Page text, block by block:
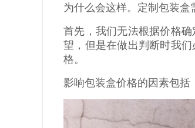
为什么会这样。定制包装盒
首先，我们无法根据价格
望，但是在做出判断时我
格。
影响包装盒价格的因素包括